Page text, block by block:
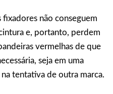
não conseguem
e, portanto, perdem
vermelhas de que
seja em uma
tentativa de outra marca.